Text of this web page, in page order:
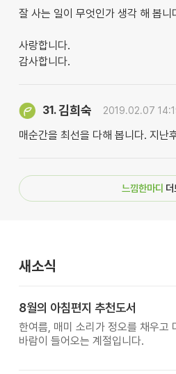
잘 사는 일이 무엇인가 생각 해 봅니
사랑합니다.
감사합니다.
31.김희숙 2019.02.07
매순간을 최선을 다해 봅니다. 지난
느낌한마디
새소식
8월의 아침편지 추천도서
한여름, 매미 소리가 정오를 채우고
바람이 들어오는 계절입니다.